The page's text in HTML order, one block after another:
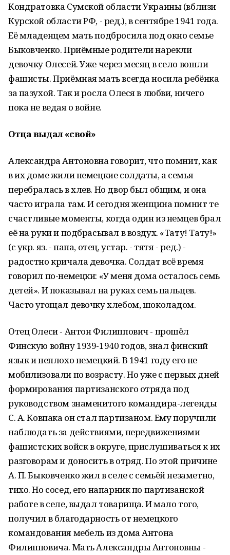
Кондратовка Сумской области Украины (вблизи
Курской области РФ, - ред.), в сентябре 1941 года.
Её младенцем мать подбросила под окно семье
Быковченко. Приёмные родители нарекли
девочку Олесей. Уже через месяц в село вошли
фашисты. Приёмная мать всегда носила ребёнка
за пазухой. Так и росла Олеся в любви, ничего
пока не ведая о войне.
Отца выдал «свой»
Александра Антоновна говорит, что помнит, как
в их доме жили немецкие солдаты, а семья
перебралась в хлев. Но двор был общим, и она
часто играла там. И сегодня женщина помнит те
счастливые моменты, когда один из немцев брал
её на руки и подбрасывал в воздух. «Тату! Тату!»
(с укр. яз. - папа, отец, устар. - тятя - ред.) -
радостно кричала девочка. Солдат всё время
говорил по-немецки: «У меня дома осталось семь
детей». И показывал на руках семь пальцев.
Часто угощал девочку хлебом, шоколадом.
Отец Олеси - Антон Филиппович - прошёл
Финскую войну 1939-1940 годов, знал финский
язык и неплохо немецкий. В 1941 году его не
мобилизовали по возрасту. Но уже с первых дней
формирования партизанского отряда под
руководством знаменитого командира-легенды
С. А. Ковпака он стал партизаном. Ему поручили
наблюдать за действиями, передвижениями
фашистских войск в округе, прислушиваться к их
разговорам и доносить в отряд. По этой причине
А. П. Быковченко жил в селе с семьёй незаметно,
тихо. Но сосед, его напарник по партизанской
работе в селе, выдал товарища. И мало того,
получил в благодарность от немецкого
командования мебель из дома Антона
Филипповича. Мать Александры Антоновны -